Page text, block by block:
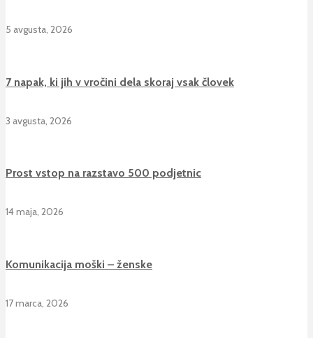
5 avgusta, 2026
7 napak, ki jih v vročini dela skoraj vsak človek
3 avgusta, 2026
Prost vstop na razstavo 500 podjetnic
14 maja, 2026
Komunikacija moški – ženske
17 marca, 2026